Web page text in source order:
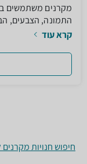
מקרנים משתמשים
התמונה, הצבעים,
קרא עוד
חיפוש חנויות מקרנים